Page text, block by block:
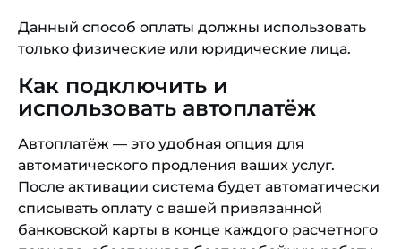
Данный способ оплаты должны использовать
только физические или юридические лица.
Как подключить и
использовать автоплатёж
Автоплатёж — это удобная опция для
автоматического продления ваших услуг.
После активации система будет автоматически
списывать оплату с вашей привязанной
банковской карты в конце каждого расчетного